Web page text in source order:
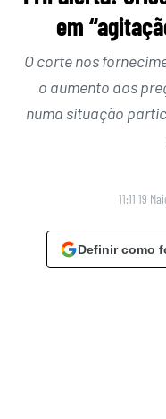
em
O corte nos
o aumento dos
numa situação
11:11 19
Definir como